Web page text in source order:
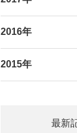
2016年
2015年
最新